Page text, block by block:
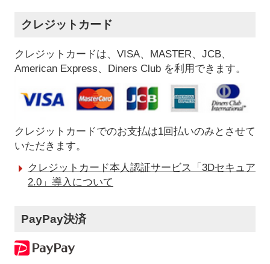
クレジットカード
クレジットカードは、VISA、MASTER、JCB、
American Express、Diners Club を利用できます。
クレジットカードでのお支払は1回払いのみとさせて
いただきます。
クレジットカード本人認証サービス「3Dセキュア
2.0」導入について
PayPay決済